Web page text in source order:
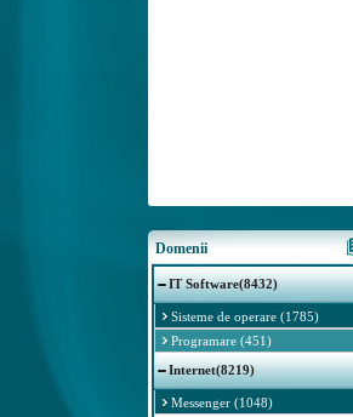
Domenii
IT Software(8432)
Sisteme de operare (1785)
Programare (451)
Internet(8219)
Messenger (1048)